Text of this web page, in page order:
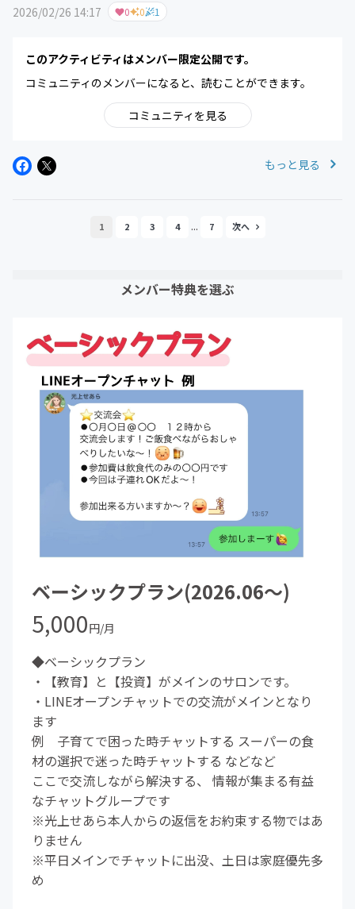
2026/02/26 14:17 0 0 1
このアクティビティはメンバー限定公開です。
コミュニティのメンバーになると、読むことができます。
コミュニティを見る
もっと見る
1 2 3 4 ... 7
メンバー特典を選ぶ
ベーシックプラン(2026.06～)
5,000円/月
◆ベーシックプラン
・【教育】と【投資】がメインのサロンです。
・LINEオープンチャットでの交流がメインとなり
ます
例 子育てで困った時チャットする スーパーの食
材の選択で迷った時チャットする などなど
ここで交流しながら解決する、 情報が集まる有益
なチャットグループです
※光上せあら本人からの返信をお約束する物ではあ
りません
※平日メインでチャットに出没、土日は家庭優先多
め